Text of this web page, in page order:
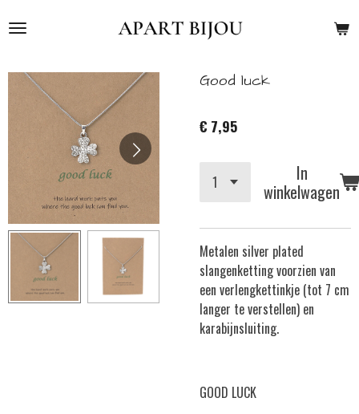
direct
de
hoofdinhoud
Good luck
€ 7,95
In
winkelwagen
Metalen silver plated
slangenketting voorzien van
een verlengkettinkje (tot 7 cm
langer te verstellen) en
karabijnsluiting.
GOOD LUCK